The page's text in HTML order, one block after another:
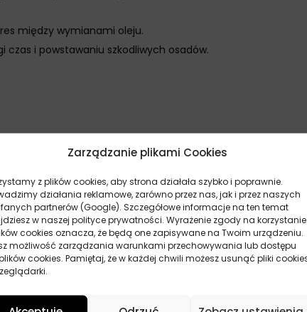
Zarządzanie plikami Cookies
z plików cookies, aby strona działała szybko i poprawnie.
działania reklamowe, zarówno przez nas, jak i przez naszych
partnerów (Google). Szczegółowe informacje na ten temat
w naszej polityce prywatności. Wyrażenie zgody na korzystanie
cookies oznacza, że będą one zapisywane na Twoim urządzeniu.
możliwość zarządzania warunkami przechowywania lub dostępu
cookies. Pamiętaj, że w każdej chwili możesz usunąć pliki
między wymianami oleju.
czas i powstawaniu szkodliwych osadów.